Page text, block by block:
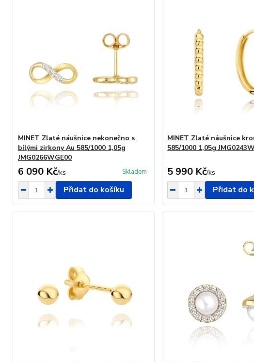
MINET Zlaté náušnice nekonečno s
bílými zirkony Au 585/1000 1,05g
JMG0266WGE00
6 090 Kč/ks Skladem
Přidat do košíku
MINET Zlaté náušnice
585/1000 1,05g
5 990 Kč/ks
Přidat do